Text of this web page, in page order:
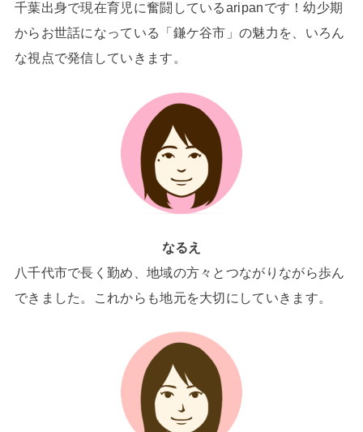
千葉出身で現在育児に奮闘しているaripanです！幼少期
からお世話になっている「鎌ケ谷市」の魅力を、いろん
な視点で発信していきます。
なるえ
八千代市で長く勤め、地域の方々とつながりながら歩ん
できました。これからも地元を大切にしていきます。